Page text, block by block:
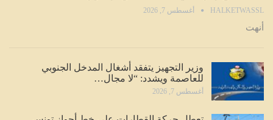
HALKETWASSL أغسطس 7, 2026
أنهت
وزير التجهيز يتفقد أشغال المدخل الجنوبي
للعاصمة ويشدد: “لا مجال…
أغسطس 7, 2026